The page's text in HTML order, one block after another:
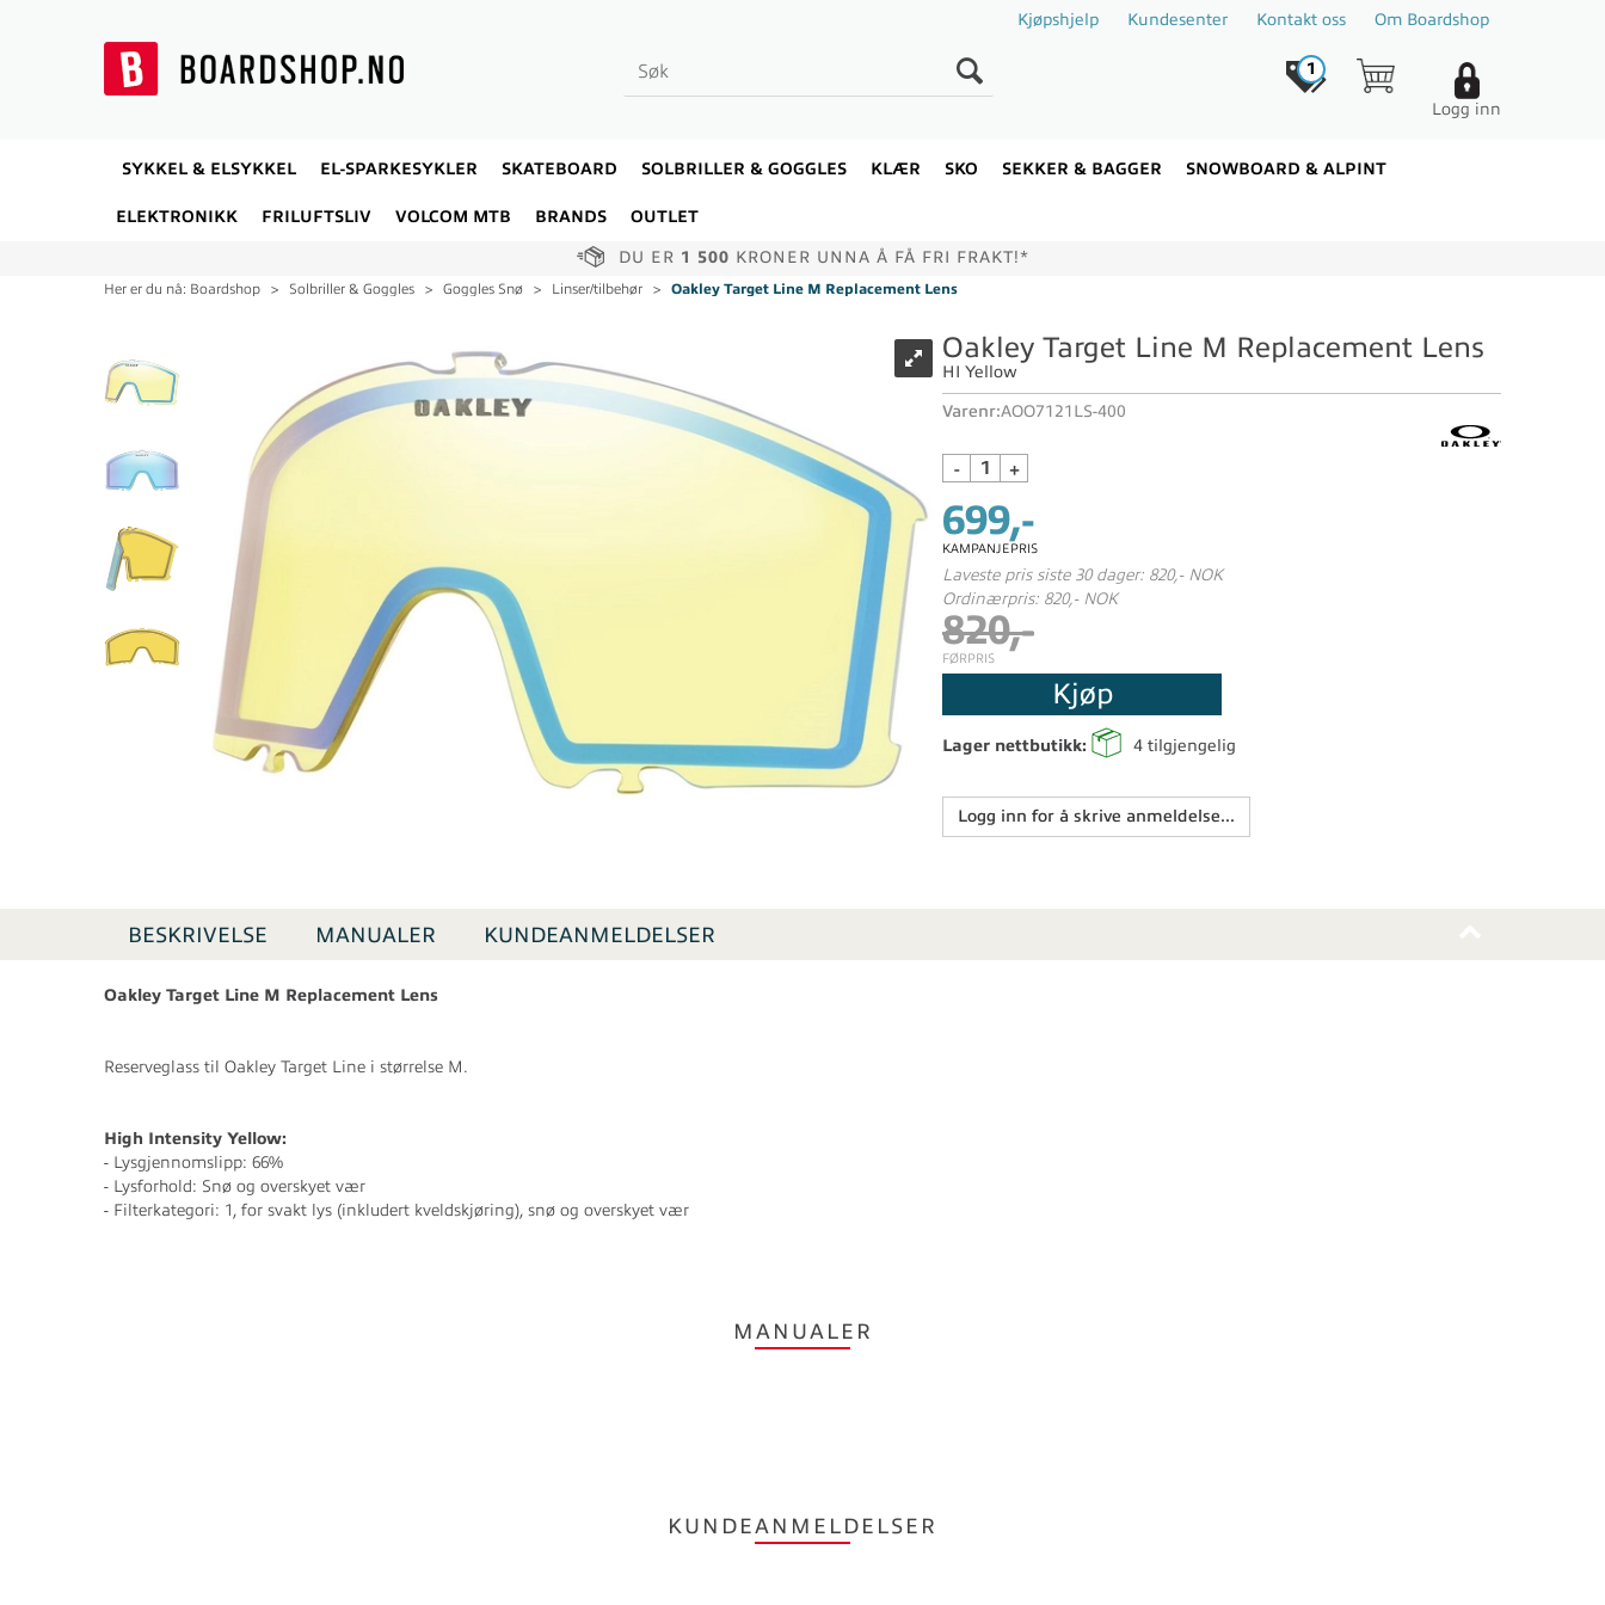
Kjøpshjelp Kundesenter Kontakt oss Om Boardshop
Logg inn
1
SYKKEL & ELSYKKEL EL-SPARKESYKLER SKATEBOARD SOLBRILLER & GOGGLES KLÆR SKO SEKKER & BAGGER SNOWBOARD & ALPINT
ELEKTRONIKK FRILUFTSLIV VOLCOM MTB BRANDS OUTLET
DU ER 1 500 KRONER UNNA Å FÅ FRI FRAKT!*
Her er du nå: Boardshop > Solbriller & Goggles > Goggles Snø > Linser/tilbehør > Oakley Target Line M Replacement Lens
15%
Oakley Target Line M Replacement Lens
HI Yellow
Logg inn for å skrive anmeldelse...
Varenr:AOO7121LS-400
699,-
KAMPANJEPRIS
Laveste pris siste 30 dager: 820,- NOK
Ordinærpris: 820,- NOK
820,-
FØRPRIS
- +
Kjøp
Lager nettbutikk: 4 tilgjengelig
BESKRIVELSE MANUALER KUNDEANMELDELSER
Oakley Target Line M Replacement Lens
Reserveglass til Oakley Target Line i størrelse M.
High Intensity Yellow:
- Lysgjennomslipp: 66%
- Lysforhold: Snø og overskyet vær
- Filterkategori: 1, for svakt lys (inkludert kveldskjøring), snø og overskyet vær
MANUALER
KUNDEANMELDELSER